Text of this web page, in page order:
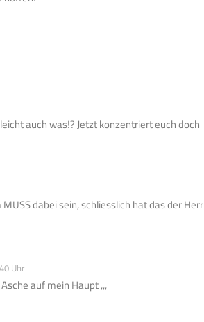
auch was!? Jetzt konzentriert euch doch
dabei sein, schliesslich hat das der Herr
Uhr
Asche auf mein Haupt ,,,